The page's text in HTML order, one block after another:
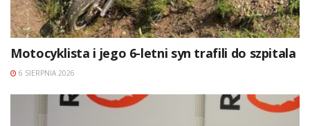
Motocyklista i jego 6-letni syn trafili do szpitala
6 SIERPNIA 2026